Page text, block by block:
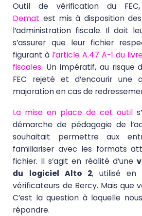
Outil de vérification du FEC,
Demat est mis à disposition
l’administration fiscale. Il doit
s’assurer que leur fichier
figurant à l’article A.47 A-1 du
fiscales. Un impératif, au risque
FEC rejeté et d’encourir une
majoration en cas de
La mise en place de cet outil
démarche de pédagogie de
souhaitait permettre aux
familiariser avec les formats
fichier. Il s’agit en réalité d’une
du logiciel Alto 2, utilisé en
vérificateurs de Bercy. Mais que
C’est la question à laquelle
répondre.